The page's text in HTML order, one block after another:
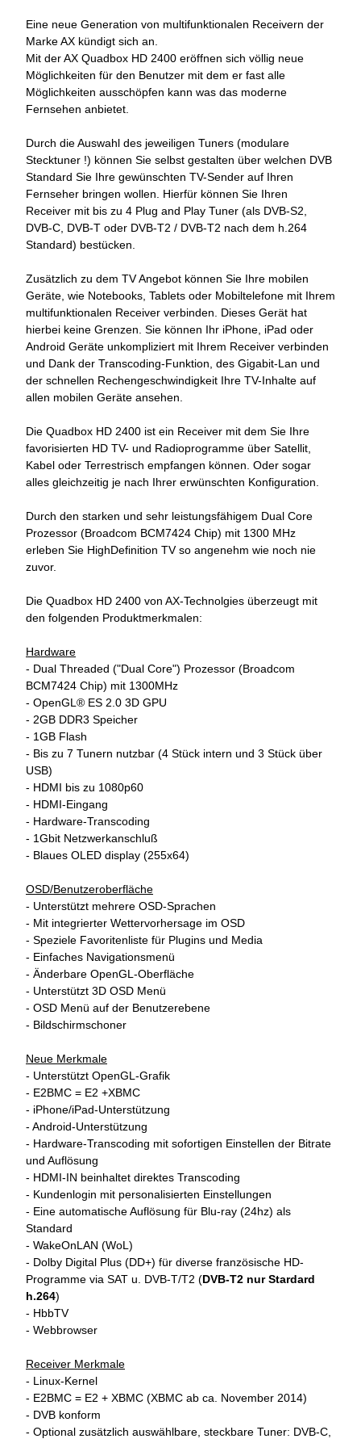
Eine neue Generation von multifunktionalen Receivern der
Marke AX kündigt sich an.
Mit der AX Quadbox HD 2400 eröffnen sich völlig neue
Möglichkeiten für den Benutzer mit dem er fast alle
Möglichkeiten ausschöpfen kann was das moderne
Fernsehen anbietet.
Durch die Auswahl des jeweiligen Tuners (modulare
Stecktuner !) können Sie selbst gestalten über welchen DVB
Standard Sie Ihre gewünschten TV-Sender auf Ihren
Fernseher bringen wollen. Hierfür können Sie Ihren
Receiver mit bis zu 4 Plug and Play Tuner (als DVB-S2,
DVB-C, DVB-T oder DVB-T2 / DVB-T2 nach dem h.264
Standard) bestücken.
Zusätzlich zu dem TV Angebot können Sie Ihre mobilen
Geräte, wie Notebooks, Tablets oder Mobiltelefone mit Ihrem
multifunktionalen Receiver verbinden. Dieses Gerät hat
hierbei keine Grenzen. Sie können Ihr iPhone, iPad oder
Android Geräte unkompliziert mit Ihrem Receiver verbinden
und Dank der Transcoding-Funktion, des Gigabit-Lan und
der schnellen Rechengeschwindigkeit Ihre TV-Inhalte auf
allen mobilen Geräte ansehen.
Die Quadbox HD 2400 ist ein Receiver mit dem Sie Ihre
favorisierten HD TV- und Radioprogramme über Satellit,
Kabel oder Terrestrisch empfangen können. Oder sogar
alles gleichzeitig je nach Ihrer erwünschten Konfiguration.
Durch den starken und sehr leistungsfähigem Dual Core
Prozessor (Broadcom BCM7424 Chip) mit 1300 MHz
erleben Sie HighDefinition TV so angenehm wie noch nie
zuvor.
Die Quadbox HD 2400 von AX-Technolgies überzeugt mit
den folgenden Produktmerkmalen:
Hardware
- Dual Threaded ("Dual Core") Prozessor (Broadcom
BCM7424 Chip) mit 1300MHz
- OpenGL® ES 2.0 3D GPU
- 2GB DDR3 Speicher
- 1GB Flash
- Bis zu 7 Tunern nutzbar (4 Stück intern und 3 Stück über
USB)
- HDMI bis zu 1080p60
- HDMI-Eingang
- Hardware-Transcoding
- 1Gbit Netzwerkanschluß
- Blaues OLED display (255x64)
OSD/Benutzeroberfläche
- Unterstützt mehrere OSD-Sprachen
- Mit integrierter Wettervorhersage im OSD
- Speziele Favoritenliste für Plugins und Media
- Einfaches Navigationsmenü
- Änderbare OpenGL-Oberfläche
- Unterstützt 3D OSD Menü
- OSD Menü auf der Benutzerebene
- Bildschirmschoner
Neue Merkmale
- Unterstützt OpenGL-Grafik
- E2BMC = E2 +XBMC
- iPhone/iPad-Unterstützung
- Android-Unterstützung
- Hardware-Transcoding mit sofortigen Einstellen der Bitrate
und Auflösung
- HDMI-IN beinhaltet direktes Transcoding
- Kundenlogin mit personalisierten Einstellungen
- Eine automatische Auflösung für Blu-ray (24hz) als
Standard
- WakeOnLAN (WoL)
- Dolby Digital Plus (DD+) für diverse französische HD-
Programme via SAT u. DVB-T/T2 (DVB-T2 nur Stardard
h.264)
- HbbTV
- Webbrowser
Receiver Merkmale
- Linux-Kernel
- E2BMC = E2 + XBMC (XBMC ab ca. November 2014)
- DVB konform
- Optional zusätzlich auswählbare, steckbare Tuner: DVB-C,